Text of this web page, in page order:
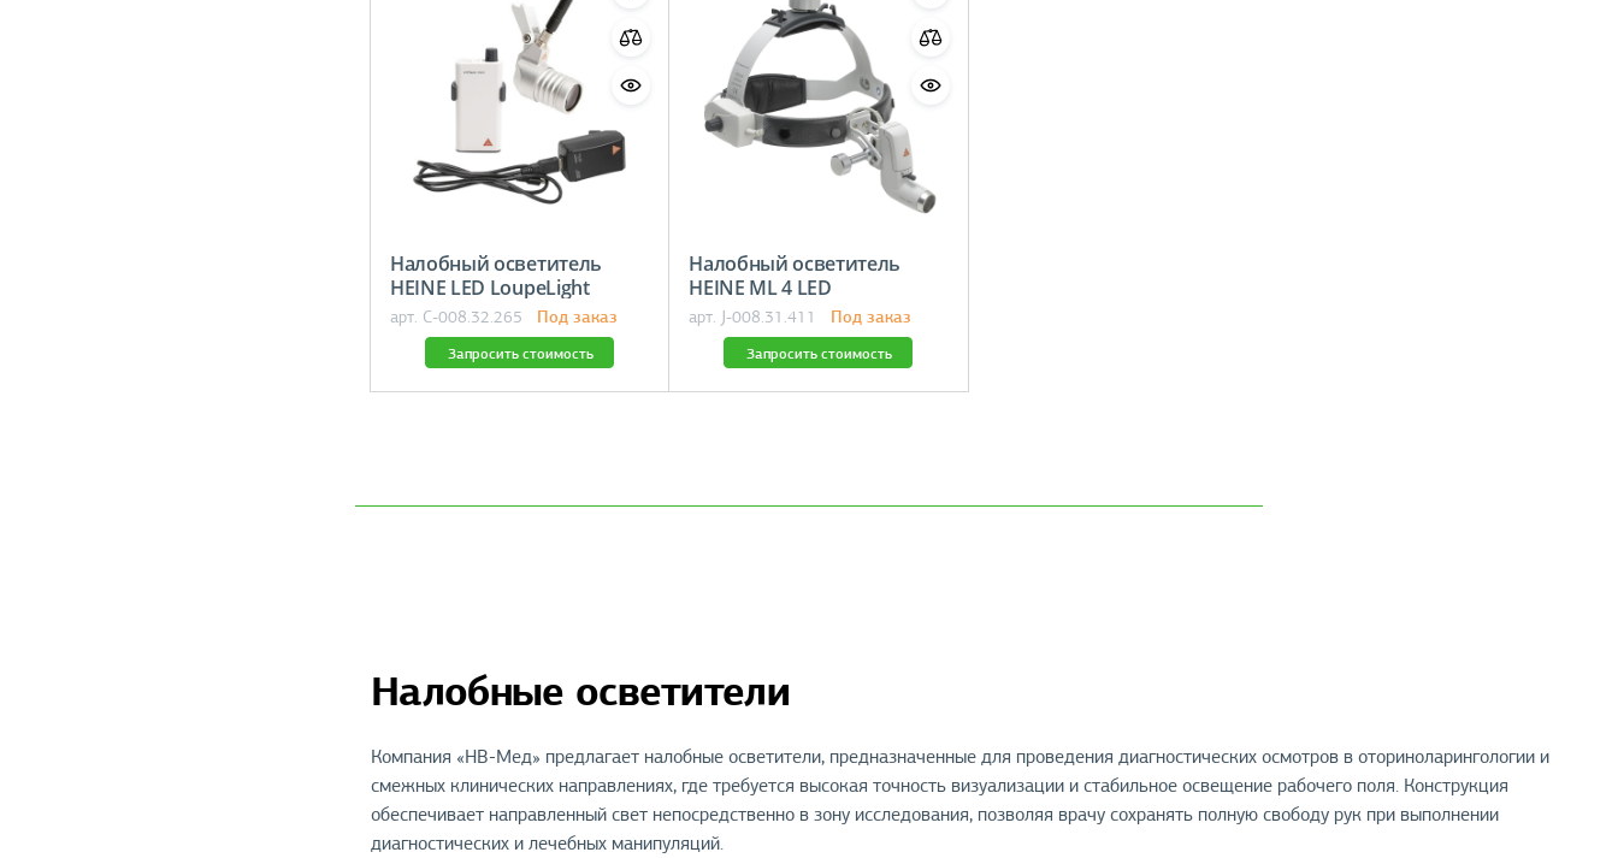
Налобный осветитель
HEINE LED LoupeLight
арт. C-008.32.265 Под заказ
Запросить стоимость
Налобный осветитель
HEINE ML 4 LED
арт. J-008.31.411 Под заказ
Запросить стоимость
Налобные осветители
Компания «НВ-Мед» предлагает налобные осветители, предназначенные для проведения диагностических осмотров в оториноларингологии и
смежных клинических направлениях, где требуется высокая точность визуализации и стабильное освещение рабочего поля. Конструкция
обеспечивает направленный свет непосредственно в зону исследования, позволяя врачу сохранять полную свободу рук при выполнении
диагностических и лечебных манипуляций.